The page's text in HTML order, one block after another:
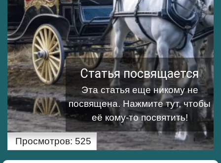
Статья посвящается
Эта статья еще никому не
посвящена. Нажмите тут, чтобы
её кому-то посвятить!
Просмотров: 525